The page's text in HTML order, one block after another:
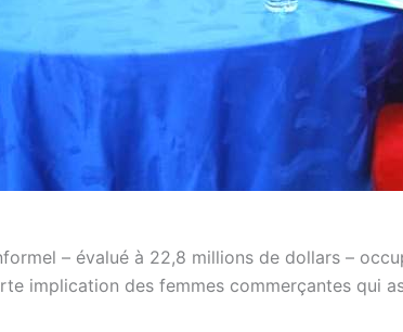
– évalué à 22,8 millions de dollars –
implication des femmes commerçantes qui